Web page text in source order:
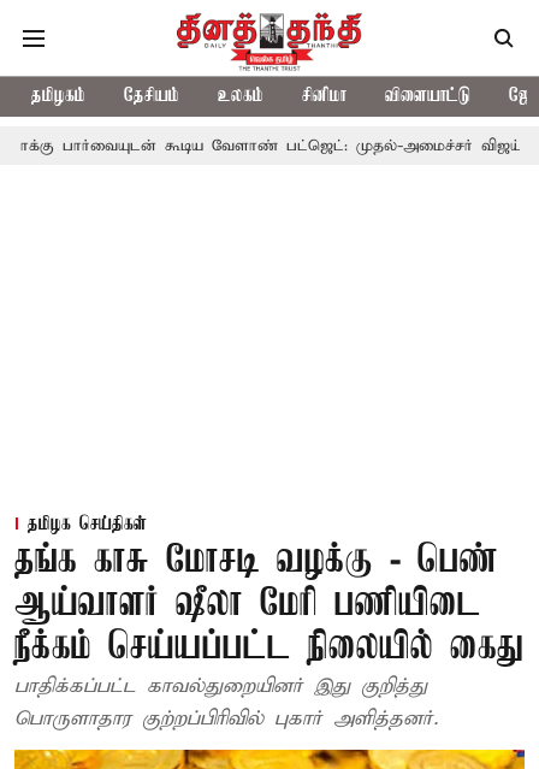
தமிழகம் தேசியம் உலகம் சினிமா விளையாட்டு
கூடிய வேளாண் பட்ஜெட்: முதல்-அமைச்சர் விஜய் தமிழக
தமிழக செய்திகள்
தங்க காசு மோசடி வழக்கு - பெண்
ஆய்வாளர் ஷீலா மேரி பணியிடை
நீக்கம் செய்யப்பட்ட நிலையில் கைது
பாதிக்கப்பட்ட காவல்துறையினர் இது குறித்து
பொருளாதார குற்றப்பிரிவில் புகார் அளித்தனர்.